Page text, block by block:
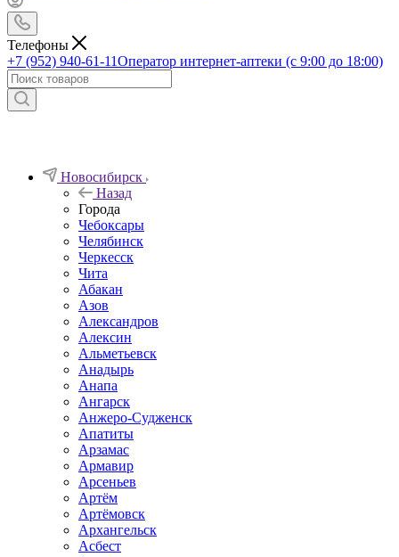
Телефоны
+7 (952) 940-61-11Оператор интернет-аптеки (с 9:00 до 18:00)
Новосибирск
Назад
Города
Чебоксары
Челябинск
Черкесск
Чита
Абакан
Азов
Александров
Алексин
Альметьевск
Анадырь
Анапа
Ангарск
Анжеро-Судженск
Апатиты
Арзамас
Армавир
Арсеньев
Артём
Артёмовск
Архангельск
Асбест